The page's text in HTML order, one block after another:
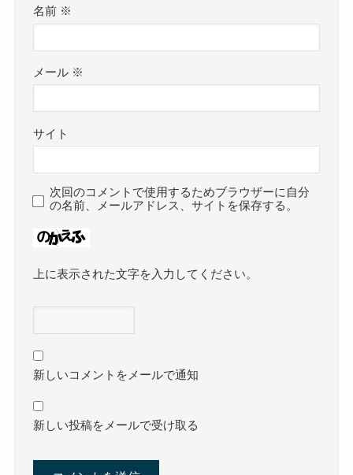
名前 ※
メール ※
サイト
次回のコメントで使用するためブラウザーに自分
の名前、メールアドレス、サイトを保存する。
上に表示された文字を入力してください。
新しいコメントをメールで通知
新しい投稿をメールで受け取る